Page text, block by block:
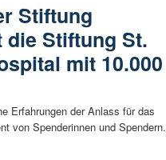
Stiftung
Stiftung St.
mit 10.000
Erfahrungen der Anlass für das
von Spenderinnen und Spendern.